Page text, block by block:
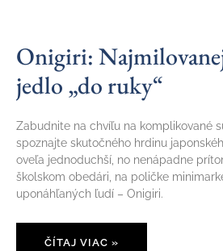
Onigiri:
jedlo „do ruky“
Zabudnite na chvíľu na komplikované
spoznajte skutočného hrdinu
oveľa jednoduchší, no nenápadne
školskom obedári, na poličke
uponáhľaných ľudí – Onigiri.
ČÍTAJ VIAC »